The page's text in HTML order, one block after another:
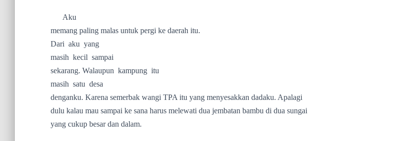
Aku
memang paling malas untuk pergi ke daerah itu.
Dari aku yang
masih kecil sampai
sekarang. Walaupun kampung itu
masih satu desa
denganku. Karena semerbak wangi TPA itu yang menyesakkan dadaku. Apalagi
dulu kalau mau sampai ke sana harus melewati dua jembatan bambu di dua sungai
yang cukup besar dan dalam.